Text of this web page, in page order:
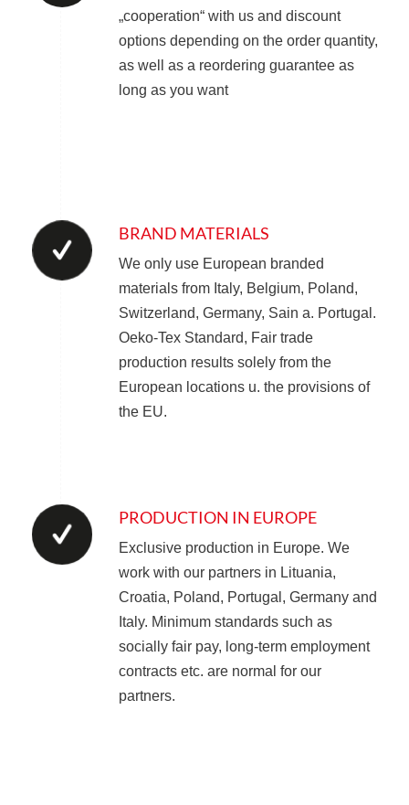
„cooperation“ with us and discount
options depending on the order quantity,
as well as a reordering guarantee as
long as you want
BRAND MATERIALS
We only use European branded
materials from Italy, Belgium, Poland,
Switzerland, Germany, Sain a. Portugal.
Oeko-Tex Standard, Fair trade
production results solely from the
European locations u. the provisions of
the EU.
PRODUCTION IN EUROPE
Exclusive production in Europe. We
work with our partners in Lituania,
Croatia, Poland, Portugal, Germany and
Italy. Minimum standards such as
socially fair pay, long-term employment
contracts etc. are normal for our
partners.